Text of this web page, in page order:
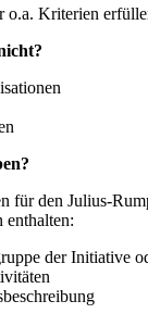
o.a. Kriterien
für den Julius-
enthalten:
der Initiative